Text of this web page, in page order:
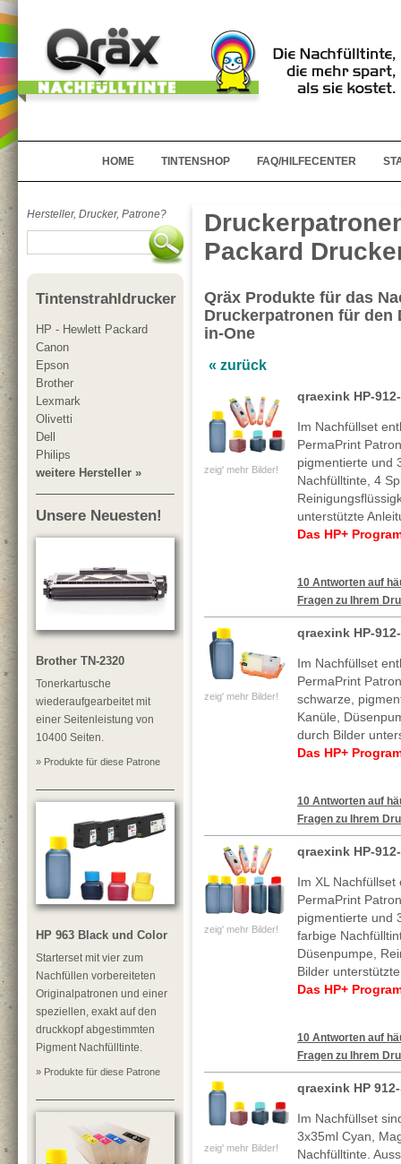
HOME TINTENSHOP FAQ/HILFECENTER
Hersteller, Drucker, Patrone?
Tintenstrahldrucker
HP - Hewlett Packard
Canon
Epson
Brother
Lexmark
Olivetti
Dell
Philips
weitere Hersteller »
Unsere Neuesten!
Brother TN-2320
Tonerkartusche
wiederaufgearbeitet mit
einer Seitenleistung von
10400 Seiten.
» Produkte für diese Patrone
HP 963 Black und Color
Starterset mit vier zum
Nachfüllen vorbereiteten
Originalpatronen und einer
speziellen, exakt auf den
druckkopf abgestimmten
Pigment Nachfülltinte.
» Produkte für diese Patrone
Packard
Qräx Produkte für das
Druckerpatronen für den
in-One
« zurück
zeig' mehr Bilder!
qraexink HP-
Im Nachfüllset
PermaPrint
pigmentierte und
Nachfülltinte, 4
unterstützte
Das HP+
10 Antworten auf
Fragen zu Ihrem
zeig' mehr Bilder!
qraexink HP-
Im Nachfüllset
PermaPrint
schwarze,
Kanüle,
durch Bilder
Das HP+
10 Antworten auf
Fragen zu Ihrem
zeig' mehr Bilder!
qraexink HP-
Im XL
PermaPrint
pigmentierte und
farbige
Düsenpumpe,
Bilder
Das HP+
10 Antworten auf
Fragen zu Ihrem
zeig' mehr Bilder!
qraexink HP
Im Nachfüllset
3x35ml Cyan,
Nachfülltinte.